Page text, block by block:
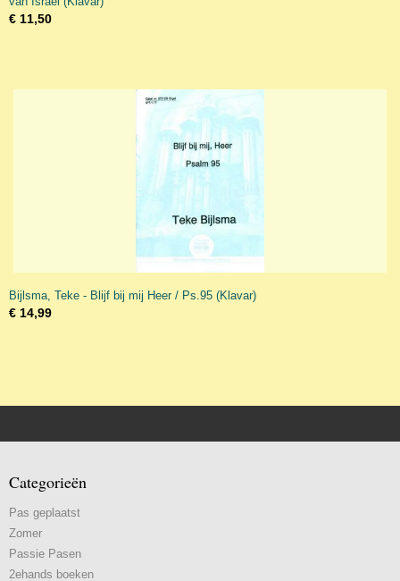
€ 11,50
Bijlsma, Teke - Blijf bij mij Heer / Ps.95 (Klavar)
€ 14,99
Categorieën
Pas geplaatst
Zomer
Passie Pasen
2ehands boeken